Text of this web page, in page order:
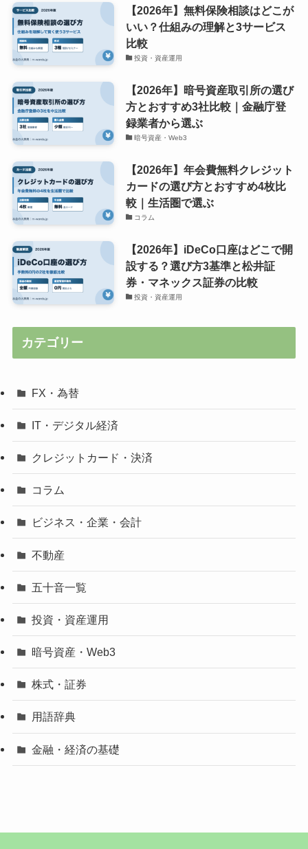
【2026年】無料保険相談はどこが
いい？仕組みの理解と3サービス
比較
投資・資産運用
【2026年】暗号資産取引所の選び
方とおすすめ3社比較｜金融庁登
録業者から選ぶ
暗号資産・Web3
【2026年】年会費無料クレジット
カードの選び方とおすすめ4枚比
較｜生活圏で選ぶ
コラム
【2026年】iDeCo口座はどこで開
設する？選び方3基準と松井証
券・マネックス証券の比較
投資・資産運用
カテゴリー
FX・為替
IT・デジタル経済
クレジットカード・決済
コラム
ビジネス・企業・会計
不動産
五十音一覧
投資・資産運用
暗号資産・Web3
株式・証券
用語辞典
金融・経済の基礎